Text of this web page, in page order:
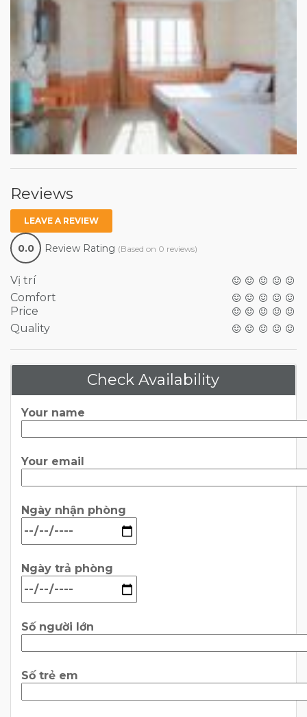
Reviews
LEAVE A REVIEW
0.0 Review Rating (Based on 0 reviews)
Vị trí
Comfort
Price
Quality
Check Availability
Your name
Your email
Ngày nhận phòng
Ngày trả phòng
Số người lớn
Số trẻ em